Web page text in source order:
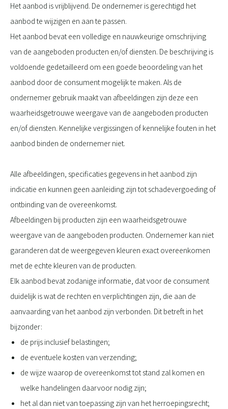
Het aanbod is vrijblijvend. De ondernemer is gerechtigd het
aanbod te wijzigen en aan te passen.
Het aanbod bevat een volledige en nauwkeurige omschrijving
van de aangeboden producten en/of diensten. De beschrijving is
voldoende gedetailleerd om een goede beoordeling van het
aanbod door de consument mogelijk te maken. Als de
ondernemer gebruik maakt van afbeeldingen zijn deze een
waarheidsgetrouwe weergave van de aangeboden producten
en/of diensten. Kennelijke vergissingen of kennelijke fouten in het
aanbod binden de ondernemer niet.
Alle afbeeldingen, specificaties gegevens in het aanbod zijn
indicatie en kunnen geen aanleiding zijn tot schadevergoeding of
ontbinding van de overeenkomst.
Afbeeldingen bij producten zijn een waarheidsgetrouwe
weergave van de aangeboden producten. Ondernemer kan niet
garanderen dat de weergegeven kleuren exact overeenkomen
met de echte kleuren van de producten.
Elk aanbod bevat zodanige informatie, dat voor de consument
duidelijk is wat de rechten en verplichtingen zijn, die aan de
aanvaarding van het aanbod zijn verbonden. Dit betreft in het
bijzonder:
de prijs inclusief belastingen;
de eventuele kosten van verzending;
de wijze waarop de overeenkomst tot stand zal komen en
welke handelingen daarvoor nodig zijn;
het al dan niet van toepassing zijn van het herroepingsrecht;